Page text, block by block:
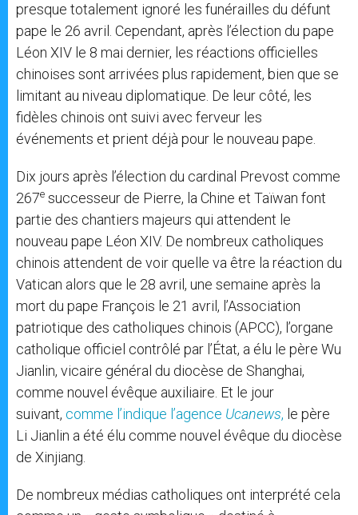
presque totalement ignoré les funérailles du défunt
pape le 26 avril. Cependant, après l’élection du pape
Léon XIV le 8 mai dernier, les réactions officielles
chinoises sont arrivées plus rapidement, bien que se
limitant au niveau diplomatique. De leur côté, les
fidèles chinois ont suivi avec ferveur les
événements et prient déjà pour le nouveau pape.
Dix jours après l’élection du cardinal Prevost comme
267e successeur de Pierre, la Chine et Taïwan font
partie des chantiers majeurs qui attendent le
nouveau pape Léon XIV. De nombreux catholiques
chinois attendent de voir quelle va être la réaction du
Vatican alors que le 28 avril, une semaine après la
mort du pape François le 21 avril, l’Association
patriotique des catholiques chinois (APCC), l’organe
catholique officiel contrôlé par l’État, a élu le père Wu
Jianlin, vicaire général du diocèse de Shanghai,
comme nouvel évêque auxiliaire. Et le jour
suivant, comme l’indique l’agence Ucanews, le père
Li Jianlin a été élu comme nouvel évêque du diocèse
de Xinjiang.
De nombreux médias catholiques ont interprété cela